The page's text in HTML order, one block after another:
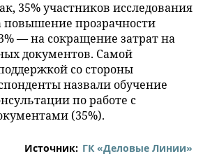
35% участников исследования
повышение прозрачности
— на сокращение затрат на
документов. Самой
со стороны
назвали обучение
по работе с
(35%).
Источник: ГК «Деловые Линии»